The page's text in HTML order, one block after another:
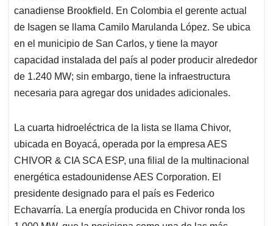
canadiense Brookfield. En Colombia el gerente actual
de Isagen se llama Camilo Marulanda López. Se ubica
en el municipio de San Carlos, y tiene la mayor
capacidad instalada del país al poder producir alrededor
de 1.240 MW; sin embargo, tiene la infraestructura
necesaria para agregar dos unidades adicionales.
La cuarta hidroeléctrica de la lista se llama Chivor,
ubicada en Boyacá, operada por la empresa AES
CHIVOR & CIA SCA ESP, una filial de la multinacional
energética estadounidense AES Corporation. El
presidente designado para el país es Federico
Echavarría. La energía producida en Chivor ronda los